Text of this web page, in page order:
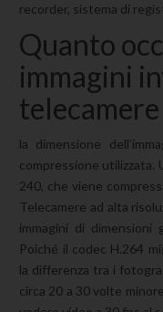
recorder, sistema di
Quanto
immagini
telecamere
la dimensione
compressione utilizzata.
240, che viene
Telecamere ad alta
immagini di
Poiché il codec H.264
la differenza tra i
circa 20 a 30 volte